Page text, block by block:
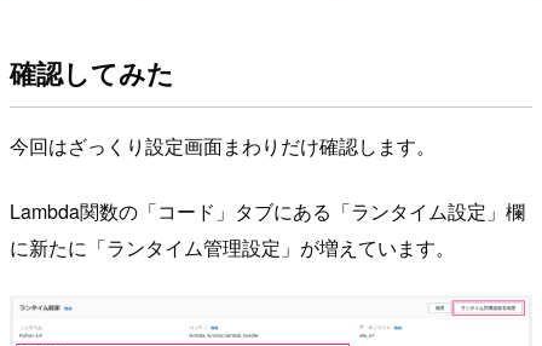
確認してみた
今回はざっくり設定画面まわりだけ確認します。
Lambda関数の「コード」タブにある「ランタイム設定」欄
に新たに「ランタイム管理設定」が増えています。